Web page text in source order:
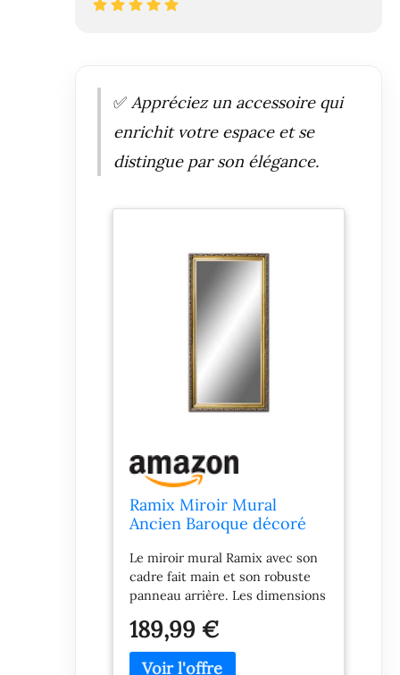
✅ Appréciez un accessoire qui
enrichit votre espace et se
distingue par son élégance.
Ramix Miroir Mural
Ancien Baroque décoré
Couloir de Chambre,
60x140cm
Le miroir mural Ramix avec son
cadre fait main et son robuste
panneau arrière. Les dimensions
largeur 60 cm x hauteur 140 cm.
Dimensions du cadre: Largeur
6cm- Hauteur 4,5cm. Ce beau
189,99 €